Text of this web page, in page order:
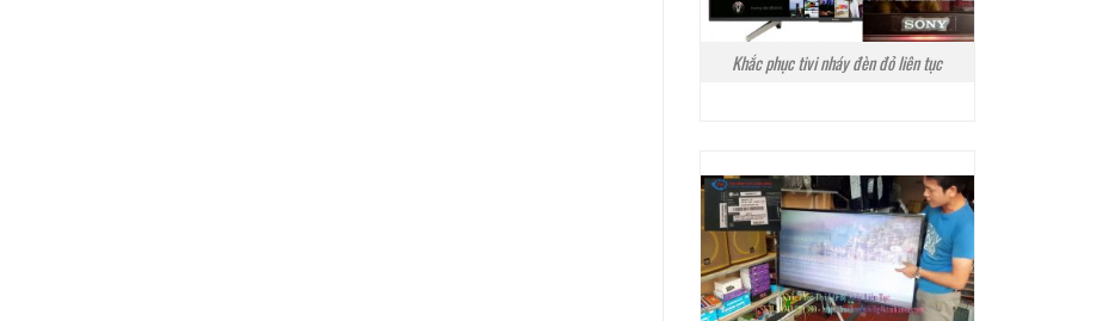
Khắc phục tivi nháy đèn đỏ liên tục